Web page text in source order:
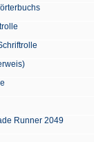
Runner 2049